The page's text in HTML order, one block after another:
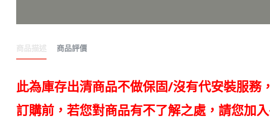
商品描述 商品評價
此為庫存出清商品不做保固/沒有代安裝服務
訂購前，若您對商品有不了解之處，請您加